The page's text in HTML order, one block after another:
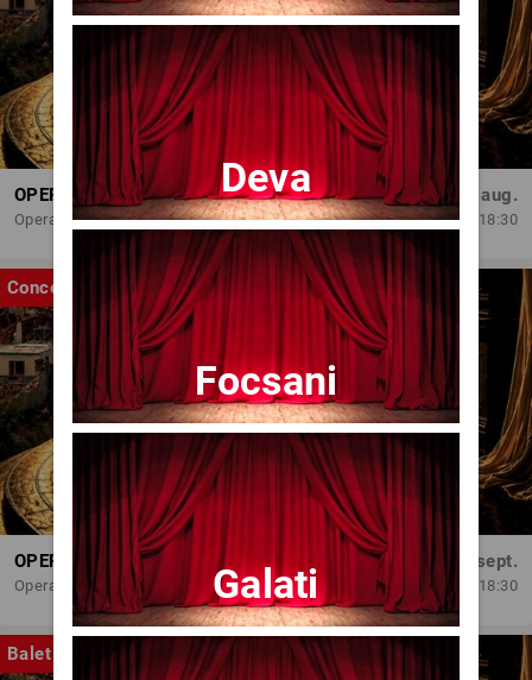
OPERA BRAȘOV ESTIVAL – ARMONII DE VARĂ - CVINTETUL VOCAL ANATOLY - CONCERT
Opera Brasov
Dum, 30 aug.
18:30
Concert
OPERA BRAȘOV ESTIVAL – SEARĂ DE OPERĂ – CONCERT EXTRAORDINAR
Opera Brasov
Sâm, 5 sept.
18:30
Balet
Deva
Focsani
Galati